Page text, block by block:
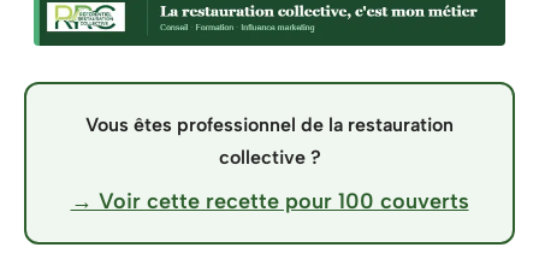
Vous êtes professionnel de la restauration
collective ?
→ Voir cette recette pour 100 couverts